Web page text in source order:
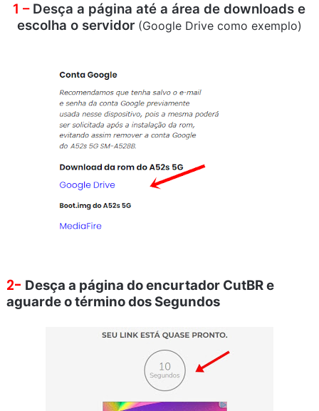
1 –Desça a página até a área de downloads e
escolha o servidor (Google Drive como exemplo)
2- Desça a página do encurtador CutBR e
aguarde o término dos Segundos